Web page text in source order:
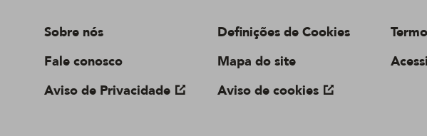
Sobre nós
Fale conosco
Aviso de Privacidade
Definições de Cookies
Mapa do site
Aviso de cookies